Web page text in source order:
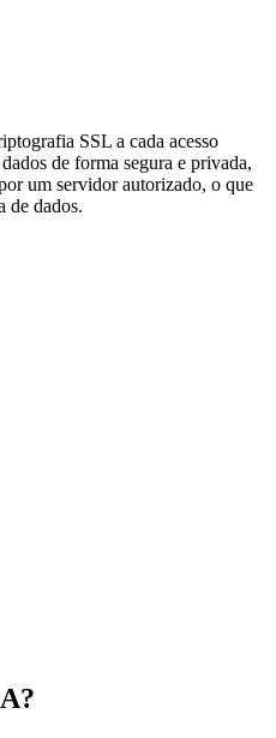
SSL a cada acesso
de forma segura e privada,
um servidor autorizado, o que
de dados.